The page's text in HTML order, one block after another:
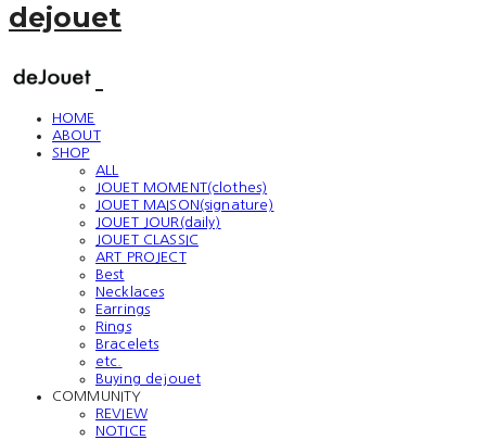
dejouet
HOME
ABOUT
SHOP
ALL
JOUET MOMENT(clothes)
JOUET MAISON(signature)
JOUET JOUR(daily)
JOUET CLASSIC
ART PROJECT
Best
Necklaces
Earrings
Rings
Bracelets
etc.
Buying dejouet
COMMUNITY
REVIEW
NOTICE